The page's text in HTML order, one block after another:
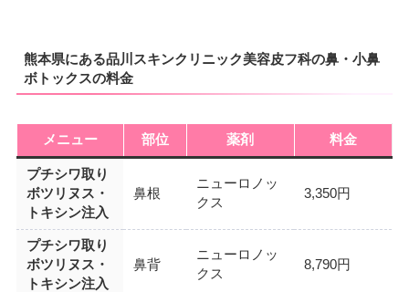
熊本県にある品川スキンクリニック美容皮フ科の鼻・小鼻
ボトックスの料金
メニュー 部位 薬剤 料金
プチシワ取り
ボツリヌス・
トキシン注入
鼻根
ニューロノッ
クス
3,350円
プチシワ取り
ボツリヌス・
トキシン注入
鼻背
ニューロノッ
クス
8,790円